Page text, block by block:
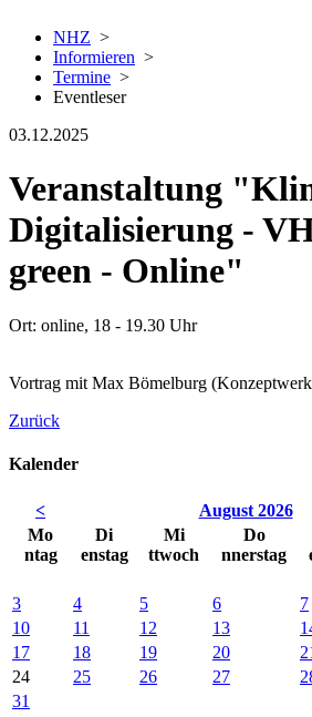
NHZ >
Informieren >
Termine >
Eventleser
03.12.2025
Veranstaltung
Digitalisierung -
green - Online"
Ort: online, 18 - 19.30 Uhr
Vortrag mit Max Bömelburg
Zurück
Kalender
< August 2026
Mo
ntag
Di
enstag
Mi
ttwoch
Do
nnerstag
3
4 5 6 7
10
11 12 13
17
18 19 20
24
25 26 27
31